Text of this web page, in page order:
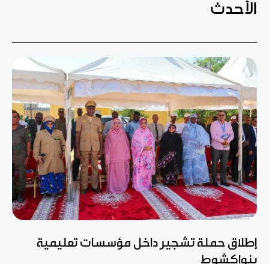
الأحدث
إطلاق حملة تشجير داخل مؤسسات تعليمية
بنواكشوط